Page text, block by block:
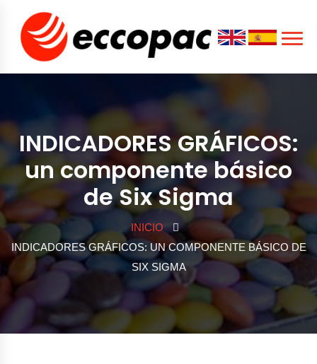
INDICADORES GRÁFICOS:
un componente básico
de Six Sigma
INICIO
INDICADORES GRÁFICOS: UN COMPONENTE BÁSICO DE
SIX SIGMA